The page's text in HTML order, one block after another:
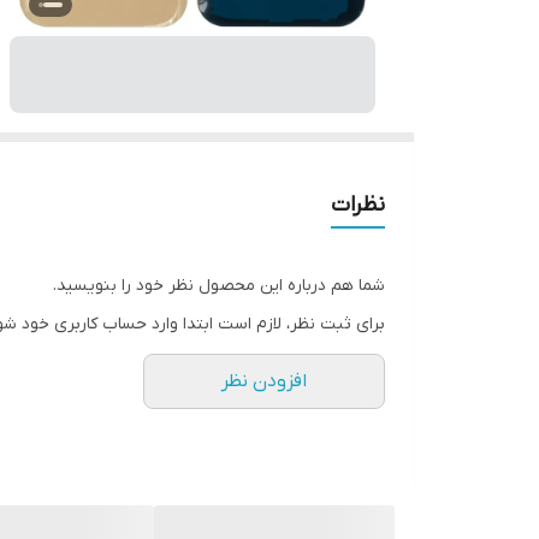
نظرات
شما هم درباره این محصول نظر خود را بنویسید.
برای ثبت نظر، لازم است ابتدا وارد حساب کاربری خود
افزودن نظر